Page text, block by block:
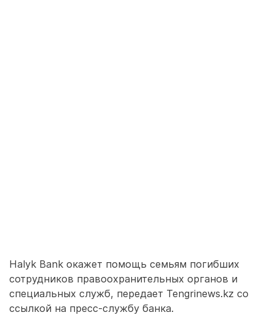
Halyk Bank окажет помощь семьям погибших
сотрудников правоохранительных органов и
специальных служб, передает Tengrinews.kz со
ссылкой на пресс-службу банка.